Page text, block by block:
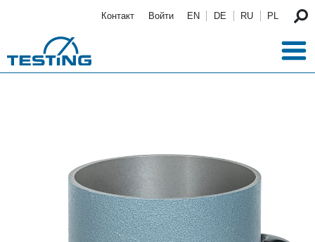
Контакт Войти EN DE RU PL